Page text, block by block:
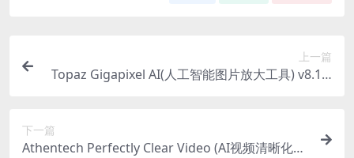
上一篇
Topaz Gigapixel AI(人工智能图片放大工具) v8.1.2
下一篇
Athentech Perfectly Clear Video (AI视频清晰化处